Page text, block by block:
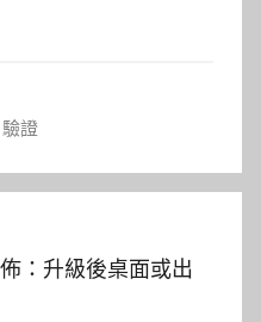
驗證
：升級後桌面或出